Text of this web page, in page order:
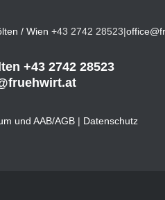
/ Wien +43 2742 28523|
+43 2742 28523
und AAB/AGB | Datenschutz